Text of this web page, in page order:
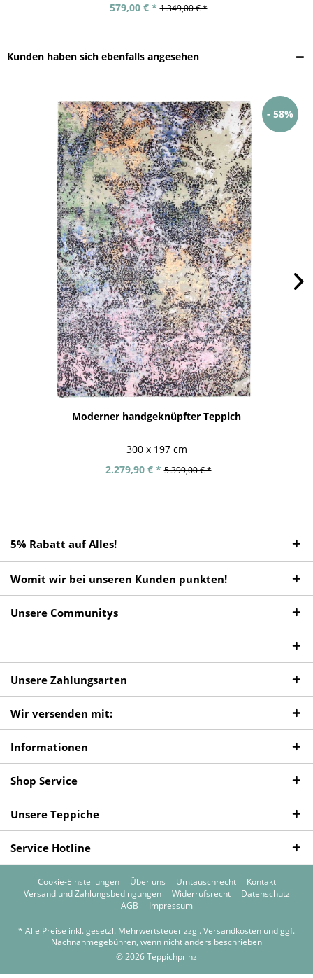
579,00 € * 1.349,00 € *
Kunden haben sich ebenfalls angesehen
- 58%
Moderner handgeknüpfter Teppich
300 x 197 cm
2.279,90 € * 5.399,00 € *
5% Rabatt auf Alles!
Womit wir bei unseren Kunden punkten!
Unsere Communitys
Unsere Zahlungsarten
Wir versenden mit:
Informationen
Shop Service
Unsere Teppiche
Service Hotline
Cookie-Einstellungen Über uns Umtauschrecht
Kontakt
Versand und Zahlungsbedingungen
Widerrufsrecht
Datenschutz
AGB
Impressum
* Alle Preise inkl. gesetzl. Mehrwertsteuer zzgl. Versandkosten und ggf.
Nachnahmegebühren, wenn nicht anders beschrieben
© 2026 Teppichprinz